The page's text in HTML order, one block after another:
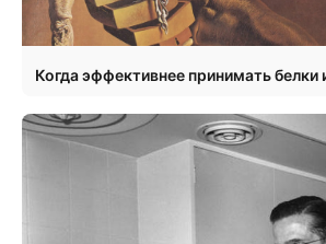
Когда эффективнее принимать белки